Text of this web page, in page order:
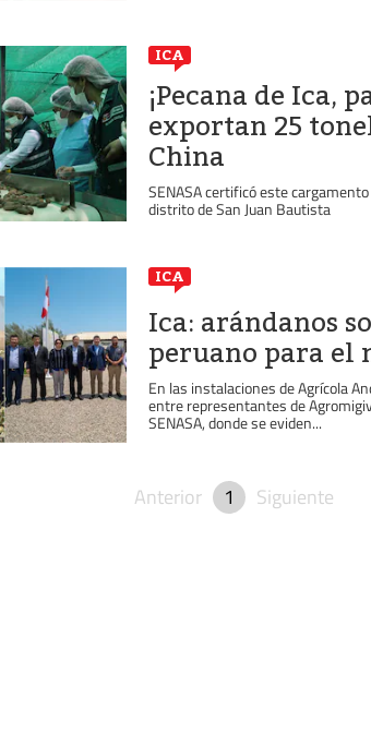
ICA
¡Pecana de Ica,
exportan 25
China
SENASA certificó este
distrito de San Juan Bautista
ICA
Ica: arándanos
peruano para el
En las instalaciones de Agrícola
entre representantes de
SENASA, donde se eviden...
Anterior 1 Siguiente